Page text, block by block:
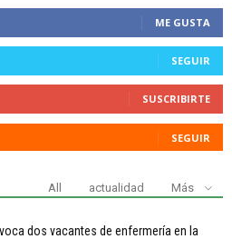
ME GUSTA
SEGUIR
SUSCRIBIRTE
SEGUIR
All actualidad Más
dos vacantes de enfermería en la